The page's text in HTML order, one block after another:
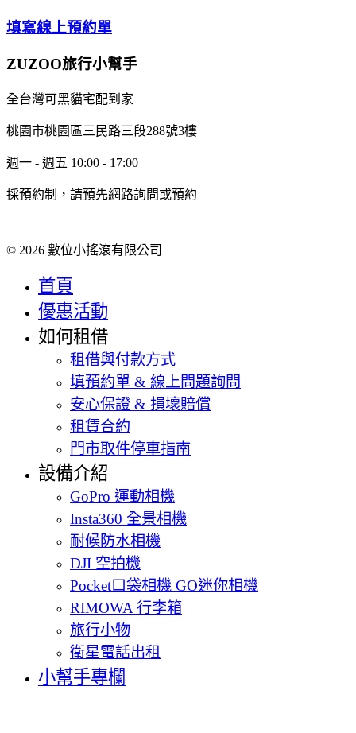
填寫線上預約單
ZUZOO旅行小幫手
全台灣可黑貓宅配到家
桃園市桃園區三民路三段288號3樓
週一 - 週五 10:00 - 17:00
採預約制，請預先網路詢問或預約
© 2026 數位小搖滾有限公司
首頁
優惠活動
如何租借
租借與付款方式
填預約單 & 線上問題詢問
安心保證 & 損壞賠償
租賃合約
門市取件停車指南
設備介紹
GoPro 運動相機
Insta360 全景相機
耐候防水相機
DJI 空拍機
Pocket口袋相機 GO迷你相機
RIMOWA 行李箱
旅行小物
衛星電話出租
小幫手專欄